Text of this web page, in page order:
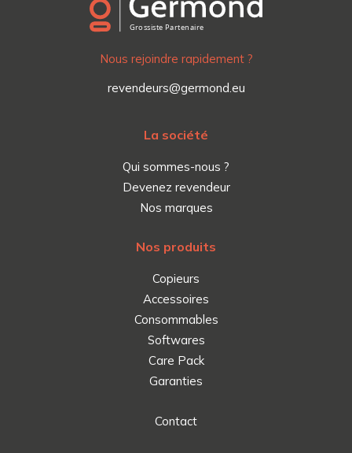
Nous rejoindre rapidement ?
revendeurs@germond.eu
La société
Qui sommes-nous ?
Devenez revendeur
Nos marques
Nos produits
Copieurs
Accessoires
Consommables
Softwares
Care Pack
Garanties
Contact